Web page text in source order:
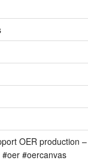
OER production –
#oercanvas